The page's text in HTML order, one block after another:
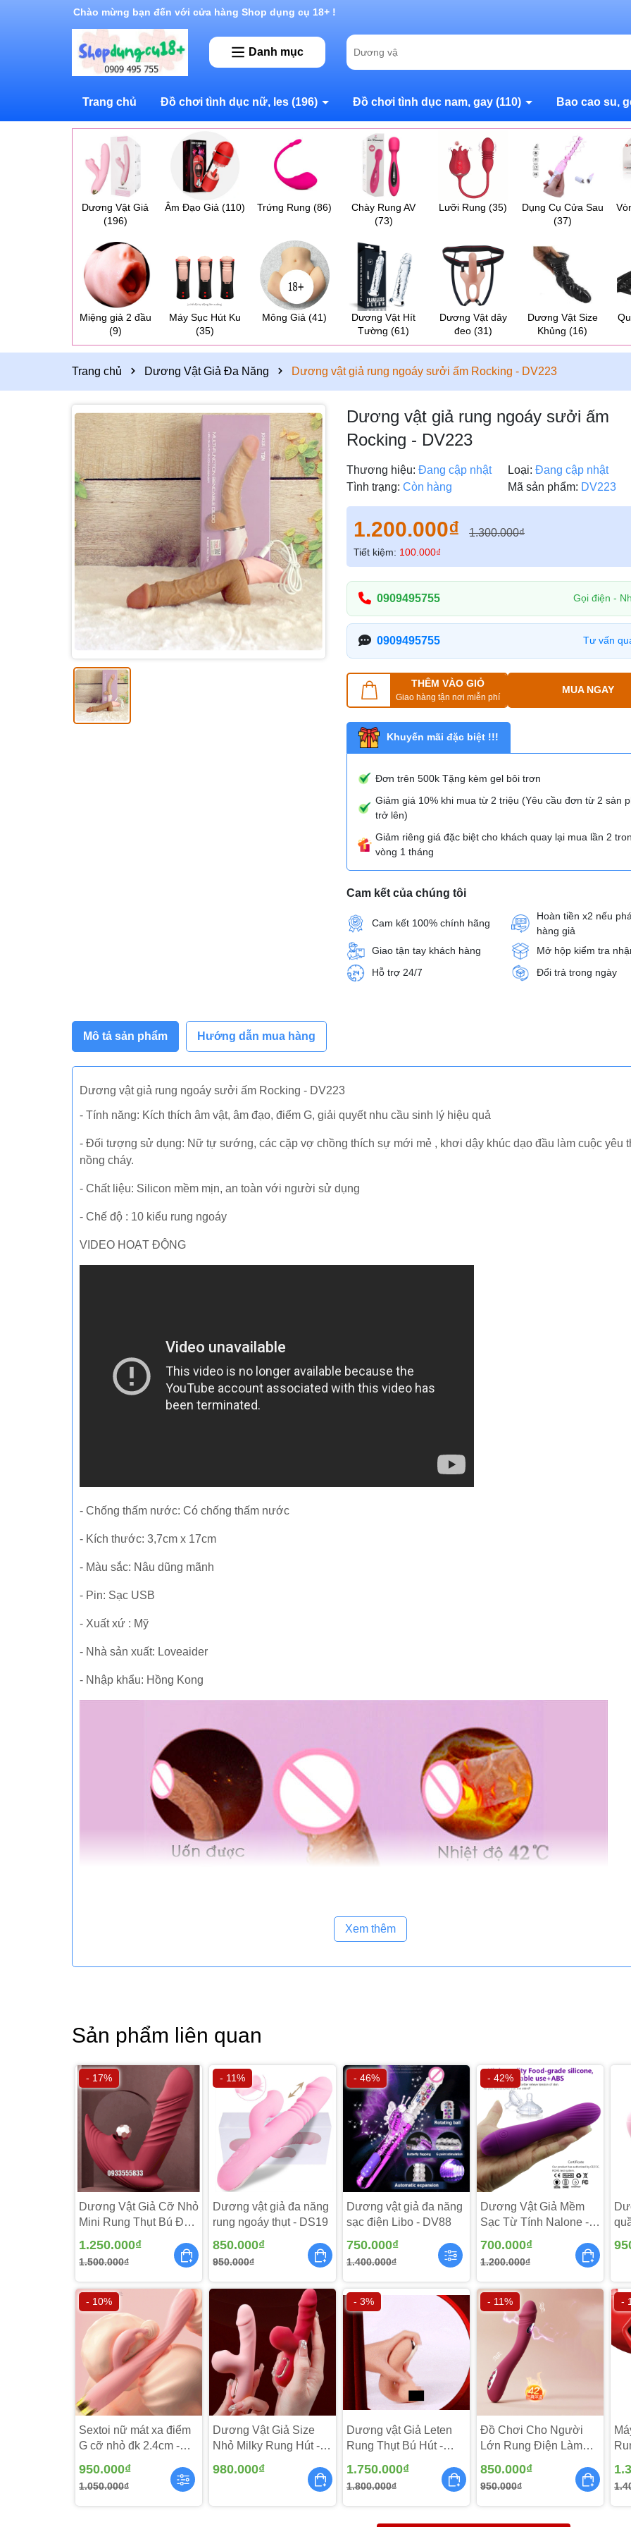
Rất nhiều ưu đãi và chương trình khuyến mãi đang chờ đợi bạn
Danh mục
Trang chủ Đồ chơi tình dục nữ, les (196) Đồ chơi tình dục nam, gay (110) Bao cao su,
Dương Vật Giả
(196)
Âm Đạo Giả (110) Trứng Rung (86)
Chày Rung AV
(73)
Lưỡi Rung (35)
Dụng Cụ Cửa Sau
(37)
Miệng giả 2 đầu
(9)
Máy Sục Hút Ku
(35)
Mông Giả (41)
Dương Vật Hít
Tường (61)
Dương Vật dây
đeo (31)
Dương Vật Size
Khủng (16)
Trang chủ Dương Vật Giả Đa Năng Dương vật giả rung ngoáy sưởi ấm Rocking - DV223
Dương vật giả rung ngoáy sưởi ấm
Rocking - DV223
Thương hiệu: Đang cập nhật Loại: Đang cập nhật
Tình trạng: Còn hàng Mã sản phẩm: DV223
1.200.000₫ 1.300.000₫
Tiết kiệm: 100.000₫
0909495755 Gọi điện -
0909495755 Tư vấn
THÊM VÀO GIỎ
Giao hàng tận nơi miễn phí
MUA NGAY
Khuyến mãi đặc biệt !!!
Đơn trên 500k Tặng kèm gel bôi trơn
Giảm giá 10% khi mua từ 2 triệu (Yêu cầu đơn từ 2 sản
trở lên)
Giảm riêng giá đặc biệt cho khách quay lại mua lần 2
vòng 1 tháng
Cam kết của chúng tôi
Cam kết 100% chính hãng
Hoàn tiền x2 nếu
hàng giả
Giao tận tay khách hàng
Mở hộp kiểm tra
Hỗ trợ 24/7
Đổi trả trong ngày
Mô tả sản phẩm Hướng dẫn mua hàng
Dương vật giả rung ngoáy sưởi ấm Rocking - DV223
- Tính năng: Kích thích âm vật, âm đạo, điểm G, giải quyết nhu cầu sinh lý hiệu quả
- Đối tượng sử dụng: Nữ tự sướng, các cặp vợ chồng thích sự mới mẻ , khơi dậy khúc dạo đầu làm cuộc yêu
nồng cháy.
- Chất liệu: Silicon mềm mịn, an toàn với người sử dụng
- Chế độ : 10 kiểu rung ngoáy
VIDEO HOẠT ĐỘNG
- Chống thấm nước: Có chống thấm nước
- Kích thước: 3,7cm x 17cm
- Màu sắc: Nâu dũng mãnh
- Pin: Sạc USB
- Xuất xứ : Mỹ
- Nhà sản xuất: Loveaider
- Nhập khẩu: Hồng Kong
Dương vật Loveaider Rocking được nhà sản xuất Loveaider ấp ủ từ khá lâu, với tính năng chất lượng,
dáng thật sự rất hoàn hảo. Sản phẩm được sản xuất bằng silicon y tế cao cấp an toàn với người sử dụng nên
hàng hoàn toàn yên tâm khi sử dụng sản phẩm.
Xem thêm
Sản phẩm liên quan
- 17%
Dương Vật Giả Cỡ Nhỏ
Mini Rung Thụt Bú Đk
Từ xa - DV136
1.250.000₫
1.500.000₫
- 11%
Dương vật giả đa năng
rung ngoáy thụt - DS19
850.000₫
950.000₫
- 46%
Dương vật giả đa năng
sạc điện Libo - DV88
750.000₫
1.400.000₫
- 42%
Dương Vật Giả Mềm
Sạc Từ Tính Nalone -
700.000₫
1.200.000₫
- 10%
Sextoi nữ mát xa điểm
G cỡ nhỏ đk 2.4cm -
950.000₫
1.050.000₫
Dương Vật Giả Size
Nhỏ Milky Rung Hút -
980.000₫
- 3%
Dương vật Giả Leten
Rung Thụt Bú Hút -
1.750.000₫
1.800.000₫
- 11%
Đồ Chơi Cho Người
Lớn Rung Điện Làm
Ấm - DV268
850.000₫
950.000₫
-